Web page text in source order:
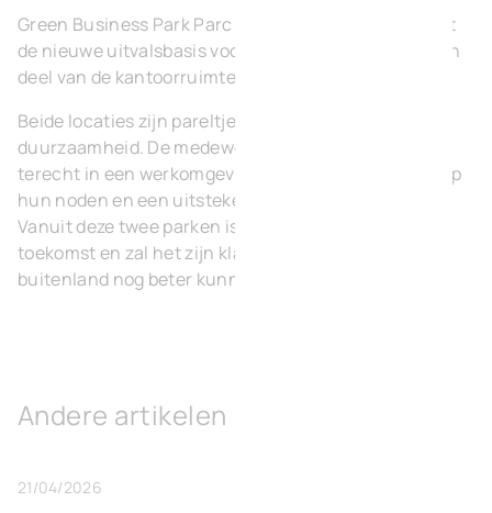
Green Business Park Parc de l’Europe in Waver wordt
de nieuwe uitvalsbasis voor Wallonië waar BVI.EU een
deel van de kantoorruimte zal gebruiken.
Beide locaties zijn pareltjes in innovatie en
duurzaamheid. De medewerkers van BVI.EU komen
terecht in een werkomgeving die optimaal inspeelt op
hun noden en een uitstekende omkadering biedt.
Vanuit deze twee parken is BVI.EU gewapend voor de
toekomst en zal het zijn klanten in binnen- en
buitenland nog beter kunnen servicen.
Andere artikelen
21/04/2026